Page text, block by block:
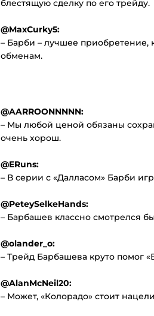
блестящую сделку по его трейду.
@MaxCurky5:
– Барби – лучшее приобретение,
обменам.
@AARROONNNNN:
– Мы любой ценой обязаны
очень хорош.
@ERuns:
– В серии с «Далласом» Барби
@PeteySelkeHands:
– Барбашев классно смотрелся
@olander_o:
– Трейд Барбашева круто помог
@AlanMcNeil20:
– Может, «Колорадо» стоит